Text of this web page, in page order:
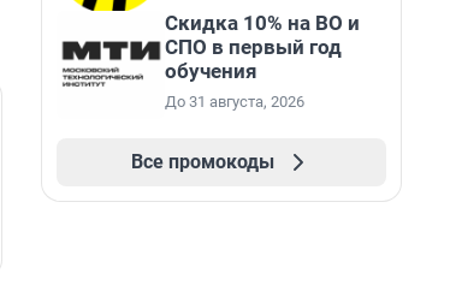
Скидка 10% на ВО и
СПО в первый год
обучения
До 31 августа, 2026
Все промокоды